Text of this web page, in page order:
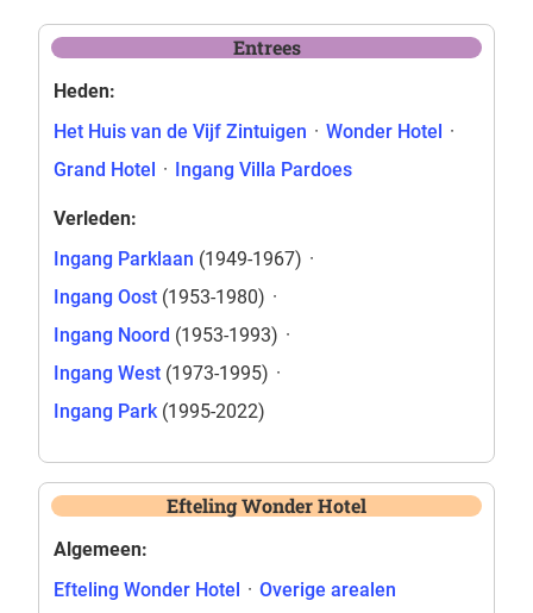
Entrees
Heden:
Het Huis van de Vijf Zintuigen · Wonder Hotel
·
Grand Hotel
· Ingang Villa Pardoes
Verleden:
Ingang Parklaan (1949-1967) ·
Ingang Oost (1953-1980) ·
Ingang Noord (1953-1993) ·
Ingang West (1973-1995) ·
Ingang Park(1995-2022)
Efteling Wonder Hotel
Algemeen:
Efteling Wonder Hotel
· Overige arealen